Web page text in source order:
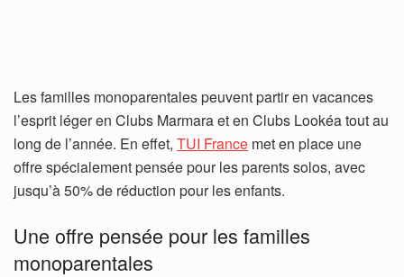
Les familles monoparentales peuvent partir en vacances
l’esprit léger en Clubs Marmara et en Clubs Lookéa tout au
long de l’année. En effet, TUI France met en place une
offre spécialement pensée pour les parents solos, avec
jusqu’à 50% de réduction pour les enfants.
Une offre pensée pour les familles
monoparentales